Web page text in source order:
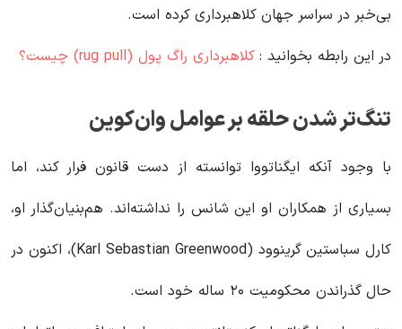
بی‌خبر در سراسر جهان کلاهبرداری کرده است.
در این رابطه بخوانید‌ : کلاهبرداری راگ پول (rug pull) چیست؟
تنگ‌تر شدن حلقه بر عوامل وان‌کوین
با وجود آنکه ایگناتووا توانسته از دست قانون فرار کند، اما
بسیاری از همکاران او این شانس را نداشته‌اند. هم‌بنیان‌گذار او،
کارل سباستین گرینوود (Karl Sebastian Greenwood)، اکنون در
حال گذراندن محکومیت ۲۰ ساله خود است.